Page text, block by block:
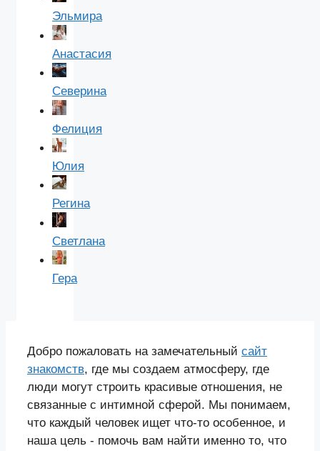
Эльмира
Анастасия
Северина
Фелиция
Юлия
Регина
Светлана
Гера
Добро пожаловать на замечательный сайт
знакомств, где мы создаем атмосферу, где
люди могут строить красивые отношения, не
связанные с интимной сферой. Мы понимаем,
что каждый человек ищет что-то особенное, и
наша цель - помочь вам найти именно то, что